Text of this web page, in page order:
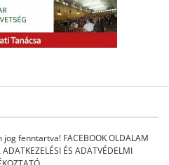
jog fenntartva! FACEBOOK OLDALAM
ADATKEZELÉSI ÉS ADATVÉDELMI